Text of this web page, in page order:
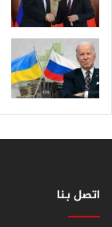
اتصل بنا